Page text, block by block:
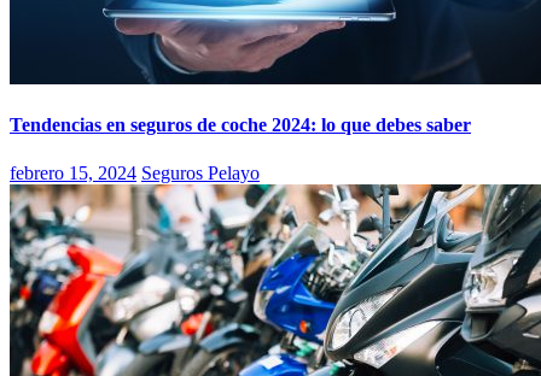
Tendencias en seguros de coche 2024: lo que debes saber
febrero 15, 2024 Seguros Pelayo